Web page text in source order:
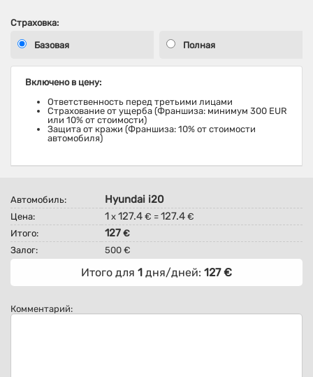
Страховка:
Базовая Полная
Включено в цену:
Ответственность перед третьими лицами
Страхование от ущерба (Франшиза: минимум 300 EUR
или 10% от стоимости)
Защита от кражи (Франшиза: 10% от стоимости
автомобиля)
Автомобиль: Hyundai i20
Цена: 1 x 127.4 € = 127.4 €
Итого:
127 €
Залог:
500 €
Итого для 1 дня/дней: 127€
Комментарий: